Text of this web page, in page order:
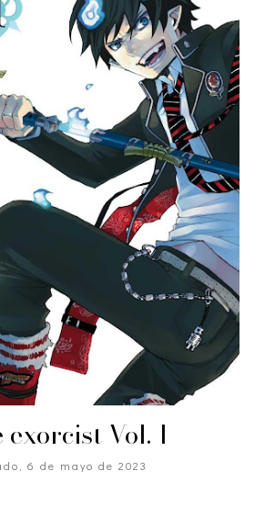
exorcist Vol. 1
6 de mayo de 2023